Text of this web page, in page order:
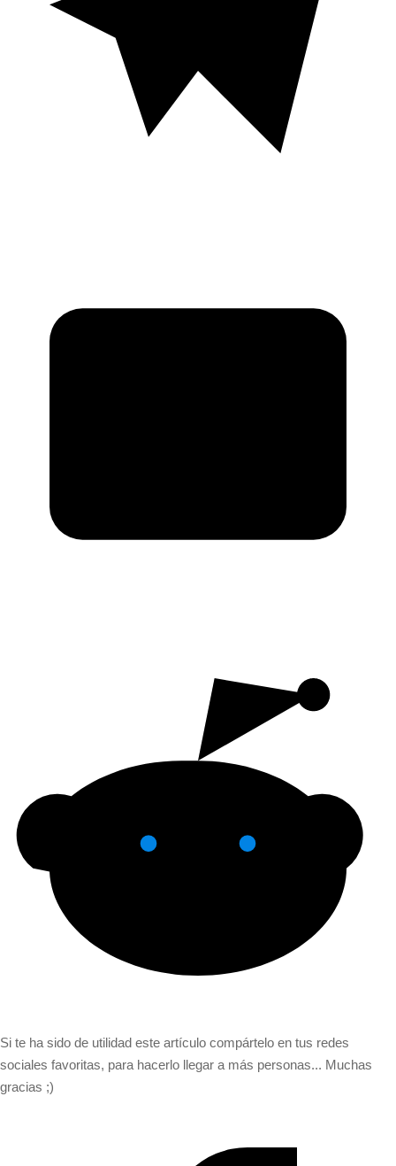
Si te ha sido de utilidad este artículo compártelo en tus redes
sociales favoritas, para hacerlo llegar a más personas... Muchas
gracias ;)